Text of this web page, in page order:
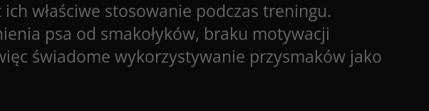
właściwe stosowanie podczas treningu.
psa od smakołyków, braku motywacji
świadome wykorzystywanie przysmaków jako